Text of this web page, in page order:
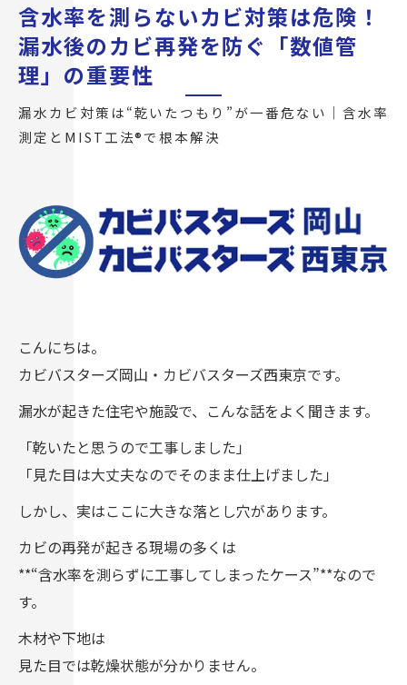
含水率を測らないカビ対策は危険！
漏水後のカビ再発を防ぐ「数値管
理」の重要性
漏水カビ対策は“乾いたつもり”が一番危ない｜含水率
測定とMIST工法®で根本解決
こんにちは。
カビバスターズ岡山・カビバスターズ西東京です。
漏水が起きた住宅や施設で、こんな話をよく聞きます。
「乾いたと思うので工事しました」
「見た目は大丈夫なのでそのまま仕上げました」
しかし、実はここに大きな落とし穴があります。
カビの再発が起きる現場の多くは
**“含水率を測らずに工事してしまったケース”**なので
す。
木材や下地は
見た目では乾燥状態が分かりません。